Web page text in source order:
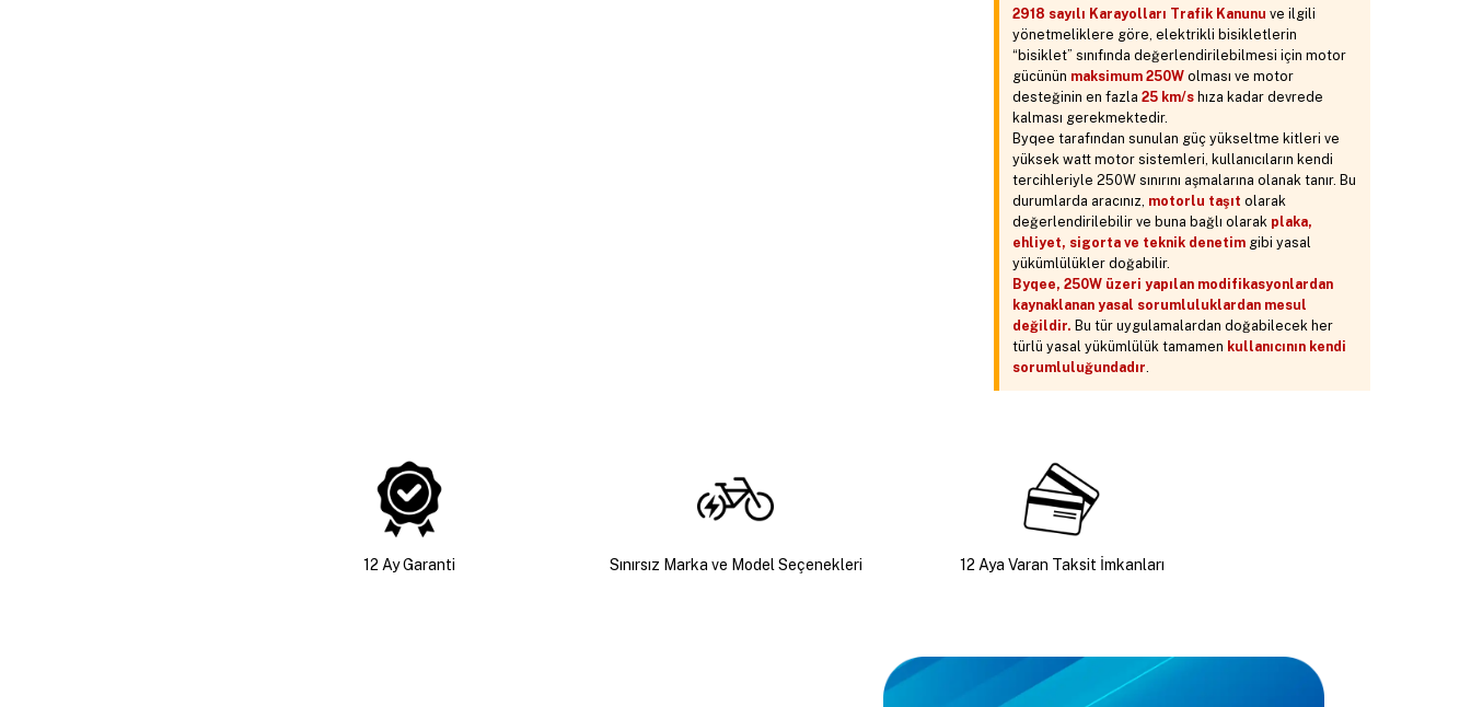
2918 sayılı Karayolları Trafik Kanunu ve ilgili
yönetmeliklere göre, elektrikli bisikletlerin
“bisiklet” sınıfında değerlendirilebilmesi için motor
gücünün maksimum 250W olması ve motor
desteğinin en fazla25 km/s hıza kadar devrede
kalması gerekmektedir.
Byqee tarafından sunulan güç yükseltme kitleri ve
yüksek watt motor sistemleri, kullanıcıların kendi
tercihleriyle 250W sınırını aşmalarına olanak tanır. Bu
durumlarda aracınız, motorlu taşıt olarak
değerlendirilebilir ve buna bağlı olarak plaka,
ehliyet, sigorta ve teknik denetim gibi yasal
yükümlülükler doğabilir.
Byqee, 250W üzeri yapılan modifikasyonlardan
kaynaklanan yasal sorumluluklardan mesul
değildir. Bu tür uygulamalardan doğabilecek her
türlü yasal yükümlülük tamamen kullanıcının kendi
sorumluluğundadır.
12 Ay Garanti Sınırsız Marka ve Model Seçenekleri 12 Aya Varan Taksit İmkanları